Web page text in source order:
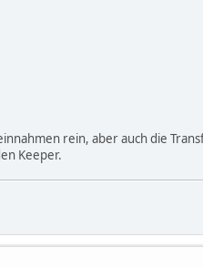
rein, aber auch die
Keeper.